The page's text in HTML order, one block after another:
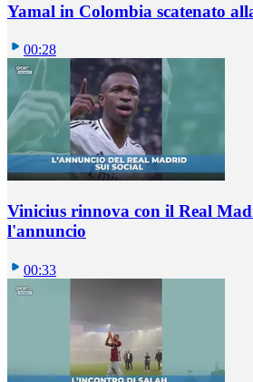
Yamal in Colombia scatenato
00:28
Vinicius rinnova con il Real
l'annuncio
00:33